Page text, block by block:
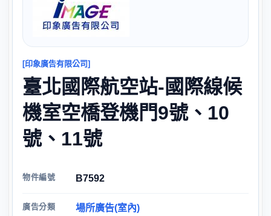
[印象廣告有限公司]
臺北國際航空站-國際線候
機室空橋登機門9號、10
號、11號
物件編號 B7592
廣告分類 場所廣告(室內)